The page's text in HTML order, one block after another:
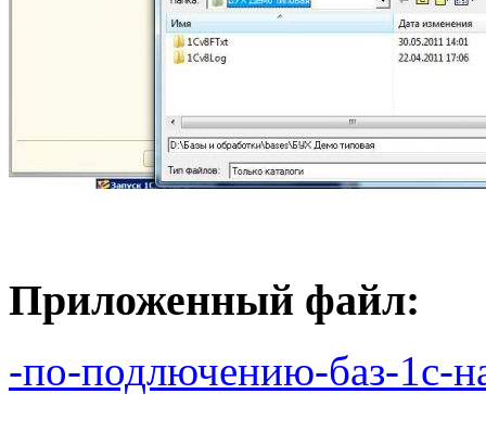
Приложенный файл:
-по-подлючению-баз-1с-